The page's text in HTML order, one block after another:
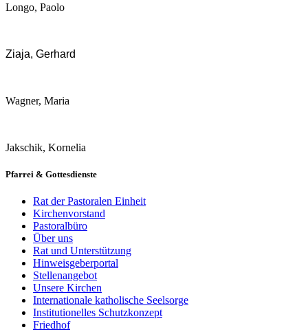
Longo, Paolo
Ziaja, Gerhard
Wagner, Maria
Jakschik, Kornelia
Pfarrei & Gottesdienste
Rat der Pastoralen Einheit
Kirchenvorstand
Pastoralbüro
Über uns
Rat und Unterstützung
Hinweisgeberportal
Stellenangebot
Unsere Kirchen
Internationale katholische Seelsorge
Institutionelles Schutzkonzept
Friedhof